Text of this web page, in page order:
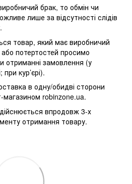
брак, то обмін чи
лише за відсутності слідів
товар, який має виробничий
потертостей просимо
отриманні замовлення (у
кур’єрі).
в одну/обидві сторони
магазином robinzone.ua.
впродовж 3-х
отримання товару.